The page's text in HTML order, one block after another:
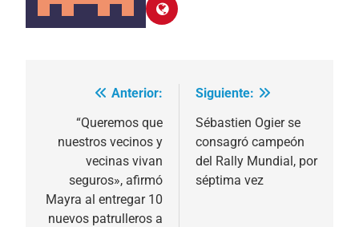
Navegación
entradas
Anterior:
“Queremos que
nuestros vecinos y
vecinas vivan
seguros», afirmó
Mayra al entregar 10
nuevos patrulleros a
Siguiente:
Sébastien Ogier se
consagró campeón
del Rally Mundial, por
séptima vez